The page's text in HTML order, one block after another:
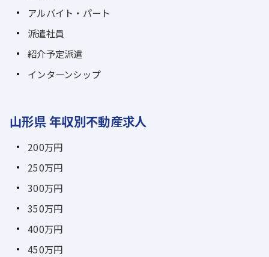
アルバイト・パート
派遣社員
紹介予定派遣
インターンシップ
山形県 年収別不動産求人
200万円
250万円
300万円
350万円
400万円
450万円